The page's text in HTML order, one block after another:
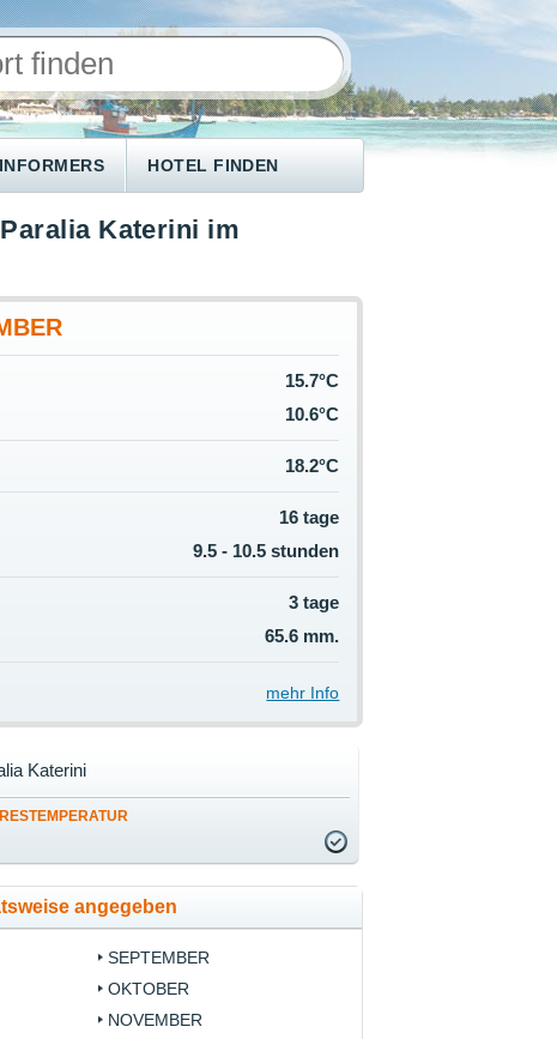
HOTEL FINDEN
Katerini im
15.7°C
10.6°C
18.2°C
16 tage
9.5 - 10.5 stunden
3 tage
65.6 mm.
mehr Info
Katerini
angegeben
SEPTEMBER
OKTOBER
NOVEMBER